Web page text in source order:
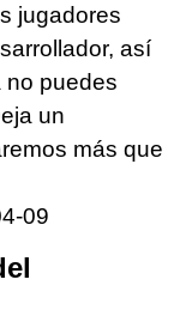
jugadores
así
no puedes
un
más que
09